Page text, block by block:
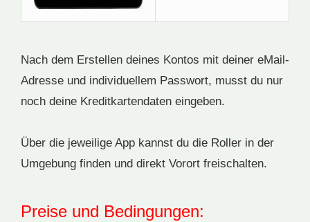
Nach dem Erstellen deines Kontos mit deiner eMail-
Adresse und individuellem Passwort, musst du nur
noch deine Kreditkartendaten eingeben.
Über die jeweilige App kannst du die Roller in der
Umgebung finden und direkt Vorort freischalten.
Preise und Bedingungen: